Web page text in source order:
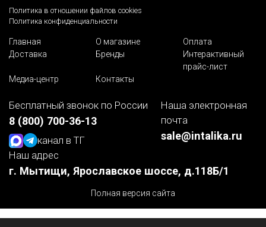
Политика в отношении файлов cookies
Политика конфиденциальности
Главная О магазине
Оплата
Доставка
Бренды
Интерактивный
прайс-лист
Медиа-центр
Контакты
Бесплатный звонок по России
8 (800) 700-36-13
канал в ТГ
Наша электронная
почта
sale@intalika.ru
Наш адрес
г. Мытищи, Ярославское шоссе, д.118Б/1
Полная версия сайта